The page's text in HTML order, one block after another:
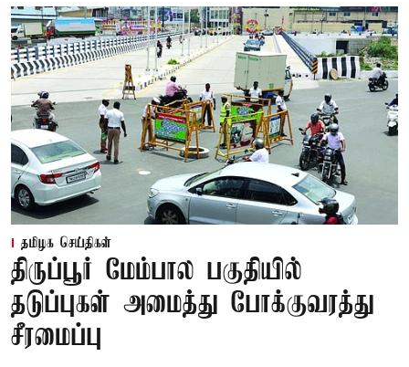
தமிழக செய்திகள்
திருப்பூர் மேம்பால பகுதியில்
தடுப்புகள் அமைத்து போக்குவரத்து
சீரமைப்பு